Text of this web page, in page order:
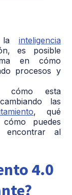
la inteligencia
es posible
en cómo
procesos y
cómo esta
las
, qué
puedes
encontrar al
4.0